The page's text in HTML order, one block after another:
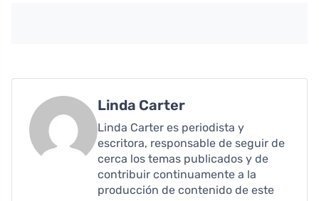
Linda Carter
Linda Carter es periodista y
escritora, responsable de seguir de
cerca los temas publicados y de
contribuir continuamente a la
producción de contenido de este